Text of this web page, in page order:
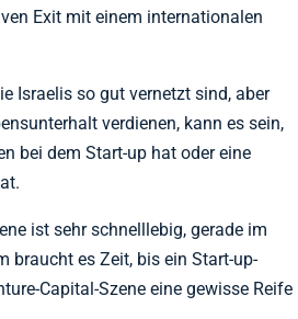
Exit mit einem internationalen
Israelis so gut vernetzt sind, aber
verdienen, kann es sein,
bei dem Start-up hat oder eine
ist sehr schnelllebig, gerade im
braucht es Zeit, bis ein Start-up-
Capital-Szene eine gewisse Reife